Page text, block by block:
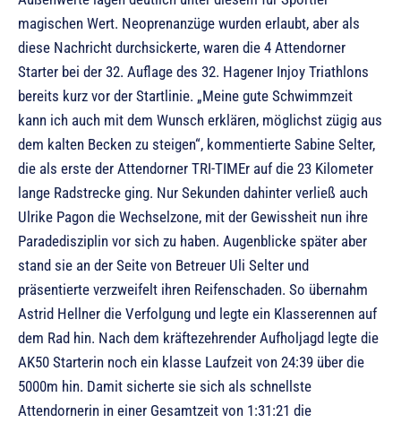
magischen Wert. Neoprenanzüge wurden erlaubt, aber als
diese Nachricht durchsickerte, waren die 4 Attendorner
Starter bei der 32. Auflage des 32. Hagener Injoy Triathlons
bereits kurz vor der Startlinie. „Meine gute Schwimmzeit
kann ich auch mit dem Wunsch erklären, möglichst zügig aus
dem kalten Becken zu steigen“, kommentierte Sabine Selter,
die als erste der Attendorner TRI-TIMEr auf die 23 Kilometer
lange Radstrecke ging. Nur Sekunden dahinter verließ auch
Ulrike Pagon die Wechselzone, mit der Gewissheit nun ihre
Paradedisziplin vor sich zu haben. Augenblicke später aber
stand sie an der Seite von Betreuer Uli Selter und
präsentierte verzweifelt ihren Reifenschaden. So übernahm
Astrid Hellner die Verfolgung und legte ein Klasserennen auf
dem Rad hin. Nach dem kräftezehrender Aufholjagd legte die
AK50 Starterin noch ein klasse Laufzeit von 24:39 über die
5000m hin. Damit sicherte sie sich als schnellste
Attendornerin in einer Gesamtzeit von 1:31:21 die